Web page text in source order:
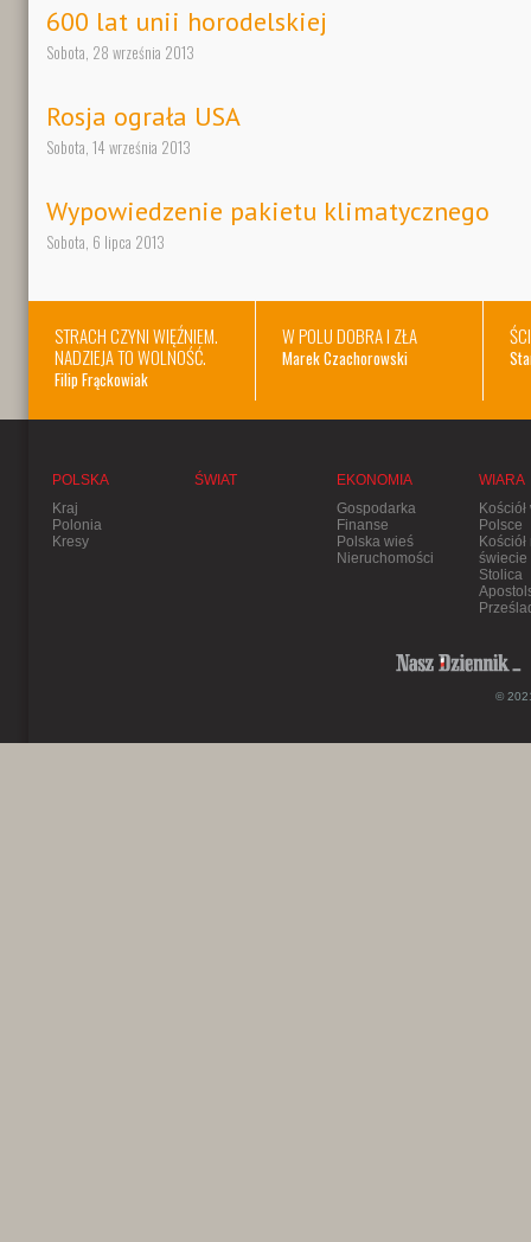
600 lat unii horodelskiej
Sobota, 28 września 2013
Rosja ograła USA
Sobota, 14 września 2013
Wypowiedzenie pakietu klimatycznego
Sobota, 6 lipca 2013
STRACH CZYNI WIĘŹNIEM.
NADZIEJA TO WOLNOŚĆ.
Filip Frąckowiak
W POLU DOBRA I ZŁA
Marek Czachorowski
POLSKA
Kraj
Polonia
Kresy
ŚWIAT
EKONOMIA
Gospodarka
Finanse
Polska wieś
Nieruchomości
WIARA
Kościół
Polsce
Kościół
świecie
Stolica
©